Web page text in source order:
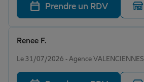
Retraite
Tous nos devis d'assurance
Prendre un RDV
Le 31/07/2026 - Agence VALENCIENNES
Renee F.